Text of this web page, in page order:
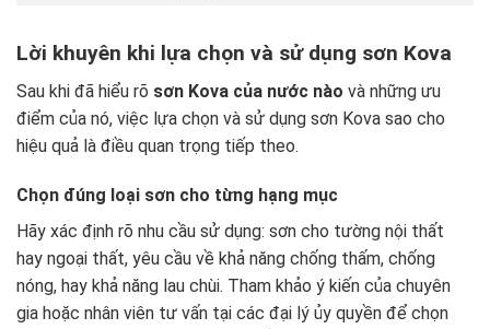
Lời khuyên khi lựa chọn và sử dụng sơn Kova
Sau khi đã hiểu rõ sơn Kova của nước nào và những ưu
điểm của nó, việc lựa chọn và sử dụng sơn Kova sao cho
hiệu quả là điều quan trọng tiếp theo.
Chọn đúng loại sơn cho từng hạng mục
Hãy xác định rõ nhu cầu sử dụng: sơn cho tường nội thất
hay ngoại thất, yêu cầu về khả năng chống thấm, chống
nóng, hay khả năng lau chùi. Tham khảo ý kiến của chuyên
gia hoặc nhân viên tư vấn tại các đại lý ủy quyền để chọn